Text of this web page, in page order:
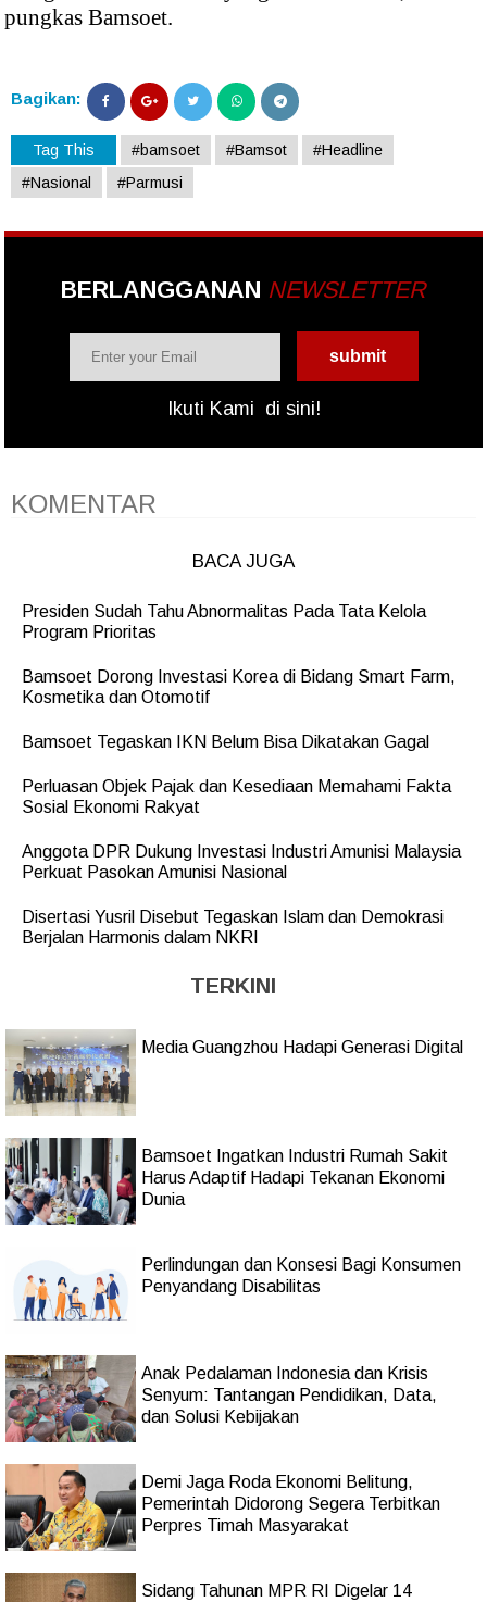
pungkas Bamsoet.
Bagikan:
Tag This #bamsoet #Bamsot
#Headline
#Nasional
#Parmusi
BERLANGGANAN NEWSLETTER
Ikuti Kami di sini!
KOMENTAR
BACA JUGA
Presiden Sudah Tahu Abnormalitas Pada Tata Kelola
Program Prioritas
Bamsoet Dorong Investasi Korea di Bidang Smart Farm,
Kosmetika dan Otomotif
Bamsoet Tegaskan IKN Belum Bisa Dikatakan Gagal
Perluasan Objek Pajak dan Kesediaan Memahami Fakta
Sosial Ekonomi Rakyat
Anggota DPR Dukung Investasi Industri Amunisi Malaysia
Perkuat Pasokan Amunisi Nasional
Disertasi Yusril Disebut Tegaskan Islam dan Demokrasi
Berjalan Harmonis dalam NKRI
TERKINI
Media Guangzhou Hadapi Generasi Digital
Bamsoet Ingatkan Industri Rumah Sakit
Harus Adaptif Hadapi Tekanan Ekonomi
Dunia
Perlindungan dan Konsesi Bagi Konsumen
Penyandang Disabilitas
Anak Pedalaman Indonesia dan Krisis
Senyum: Tantangan Pendidikan, Data,
dan Solusi Kebijakan
Demi Jaga Roda Ekonomi Belitung,
Pemerintah Didorong Segera Terbitkan
Perpres Timah Masyarakat
Sidang Tahunan MPR RI Digelar 14